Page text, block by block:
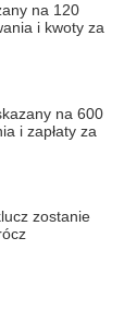
na 120
i kwoty za
na 600
i zapłaty za
zostanie